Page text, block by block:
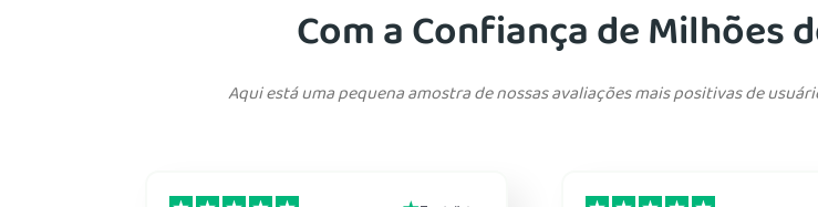
Com a Confiança de Milhões
Aqui está uma pequena amostra de nossas avaliações mais positivas de